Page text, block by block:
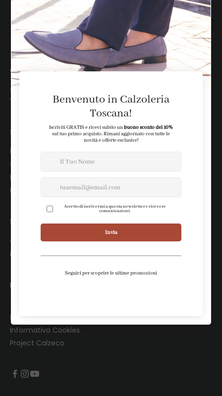
assistenza clienti
customer@calzoleriatoscana.it
WhatsApp: +39 388 2515818
SHOP
Newsletter
Spedizioni
Resi
Pagamenti
STORE
Chi siamo
Le nostre boutique
LEGALI
Termini e Condizioni
Informativa Privacy
Informativa Cookies
Project Calzeco